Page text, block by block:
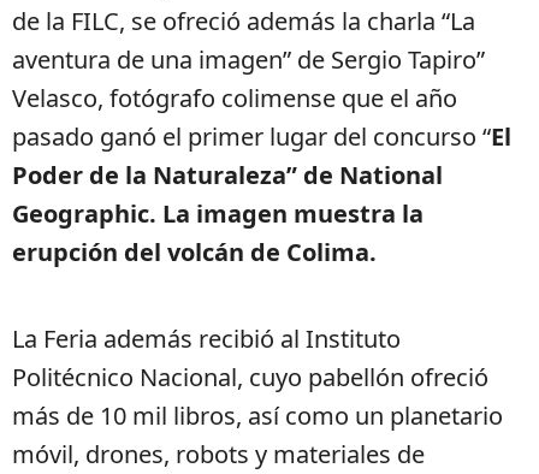
de la FILC, se ofreció además la charla “La
aventura de una imagen” de Sergio Tapiro”
Velasco, fotógrafo colimense que el año
pasado ganó el primer lugar del concurso “El
Poder de la Naturaleza” de National
Geographic. La imagen muestra la
erupción del volcán de Colima.
La Feria además recibió al Instituto
Politécnico Nacional, cuyo pabellón ofreció
más de 10 mil libros, así como un planetario
móvil, drones, robots y materiales de